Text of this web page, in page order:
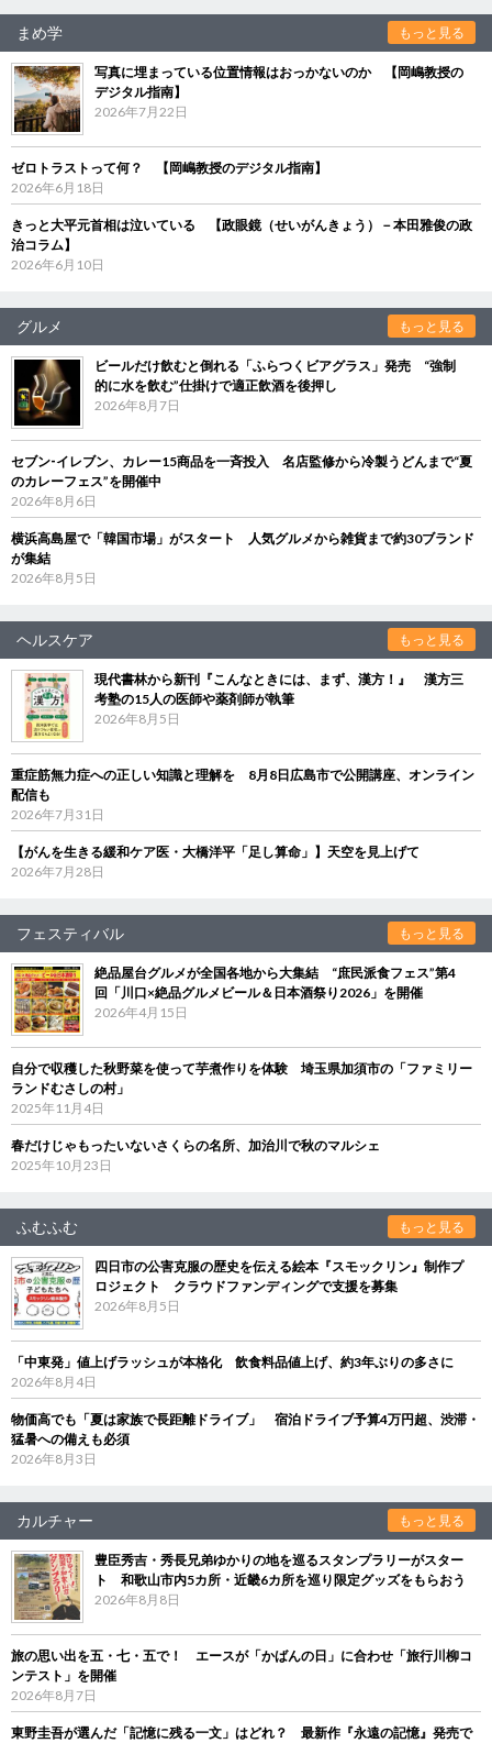
まめ学 もっと見る
写真に埋まっている位置情報はおっかないのか 【岡嶋教授の
デジタル指南】
2026年7月22日
ゼロトラストって何？ 【岡嶋教授のデジタル指南】
2026年6月18日
きっと大平元首相は泣いている 【政眼鏡（せいがんきょう）－本田雅俊の政
治コラム】
2026年6月10日
グルメ もっと見る
ビールだけ飲むと倒れる「ふらつくビアグラス」発売 “強制
的に水を飲む”仕掛けで適正飲酒を後押し
2026年8月7日
セブン‐イレブン、カレー15商品を一斉投入 名店監修から冷製うどんまで“夏
のカレーフェス”を開催中
2026年8月6日
横浜高島屋で「韓国市場」がスタート 人気グルメから雑貨まで約30ブランド
が集結
2026年8月5日
ヘルスケア もっと見る
現代書林から新刊『こんなときには、まず、漢方！』 漢方三
考塾の15人の医師や薬剤師が執筆
2026年8月5日
重症筋無力症への正しい知識と理解を 8月8日広島市で公開講座、オンライン
配信も
2026年7月31日
【がんを生きる緩和ケア医・大橋洋平「足し算命」】天空を見上げて
2026年7月28日
フェスティバル もっと見る
絶品屋台グルメが全国各地から大集結 “庶民派食フェス”第4
回「川口×絶品グルメビール＆日本酒祭り2026」を開催
2026年4月15日
自分で収穫した秋野菜を使って芋煮作りを体験 埼玉県加須市の「ファミリー
ランドむさしの村」
2025年11月4日
春だけじゃもったいないさくらの名所、加治川で秋のマルシェ
2025年10月23日
ふむふむ もっと見る
四日市の公害克服の歴史を伝える絵本『スモックリン』制作プ
ロジェクト クラウドファンディングで支援を募集
2026年8月5日
「中東発」値上げラッシュが本格化 飲食料品値上げ、約3年ぶりの多さに
2026年8月4日
物価高でも「夏は家族で長距離ドライブ」 宿泊ドライブ予算4万円超、渋滞・
猛暑への備えも必須
2026年8月3日
カルチャー もっと見る
豊臣秀吉・秀長兄弟ゆかりの地を巡るスタンプラリーがスター
ト 和歌山市内5カ所・近畿6カ所を巡り限定グッズをもらおう
2026年8月8日
旅の思い出を五・七・五で！ エースが「かばんの日」に合わせ「旅行川柳コ
ンテスト」を開催
2026年8月7日
東野圭吾が選んだ「記憶に残る一文」はどれ？ 最新作『永遠の記憶』発売で